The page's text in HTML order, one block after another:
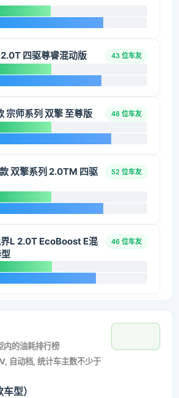
四驱尊睿混动版 43 位车友
宗师系列 双擎 至尊版 48 位车友
双擎系列 2.0TM 四驱
52 位车友
L 2.0T EcoBoost E混
46 位车友
内的油耗排行榜
自动档, 统计车主数不少于
型）